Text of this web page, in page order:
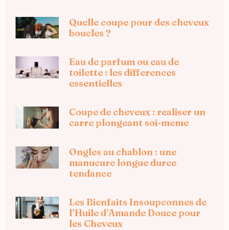
Quelle coupe pour des cheveux
boucles ?
Eau de parfum ou eau de
toilette : les differences
essentielles
Coupe de cheveux : realiser un
carre plongeant soi-meme
Ongles au chablon : une
manucure longue duree
tendance
Les Bienfaits Insoupconnes de
l’Huile d’Amande Douce pour
les Cheveux